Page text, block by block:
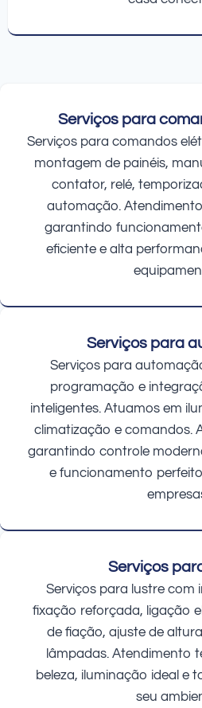
Serviços para
Serviços para comandos
montagem de painéis,
contator, relé,
automação.
garantindo
eficiente e alta
Serviços para
Serviços para
programação e
inteligentes. Atuamos em
climatização e comandos.
garantindo controle
e funcionamento
Serviços
Serviços para lustre com
fixação reforçada, ligação
de fiação, ajuste de
lâmpadas. Atendimento
beleza, iluminação ideal e
seu